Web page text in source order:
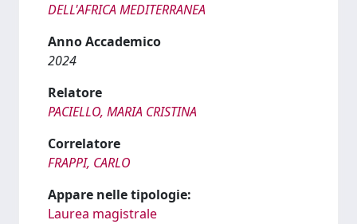
DELL'AFRICA MEDITERRANEA
Anno Accademico
2024
Relatore
PACIELLO, MARIA CRISTINA
Correlatore
FRAPPI, CARLO
Appare nelle tipologie:
Laurea magistrale